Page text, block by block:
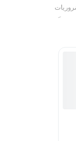
هستم که به
دقیق و
تا به
ساده‌تر
مرور مطالب
ارائه دهم